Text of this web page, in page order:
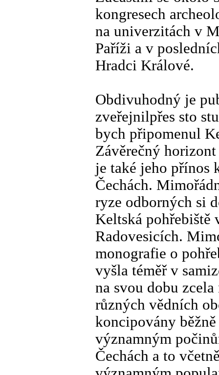
kongresech
na univerzitách v
Paříži a v
Hradci Králové.
Obdivuhodný je
zveřejnilpřes sto
bych připomenul
Závěrečný
je také jeho
Čechách.
ryze odborných si
Keltská pohřebiště
Radovesicích.
monografie o
vyšla téměř v
na svou dobu
různých vědních
koncipovány
významným
Čechách a to